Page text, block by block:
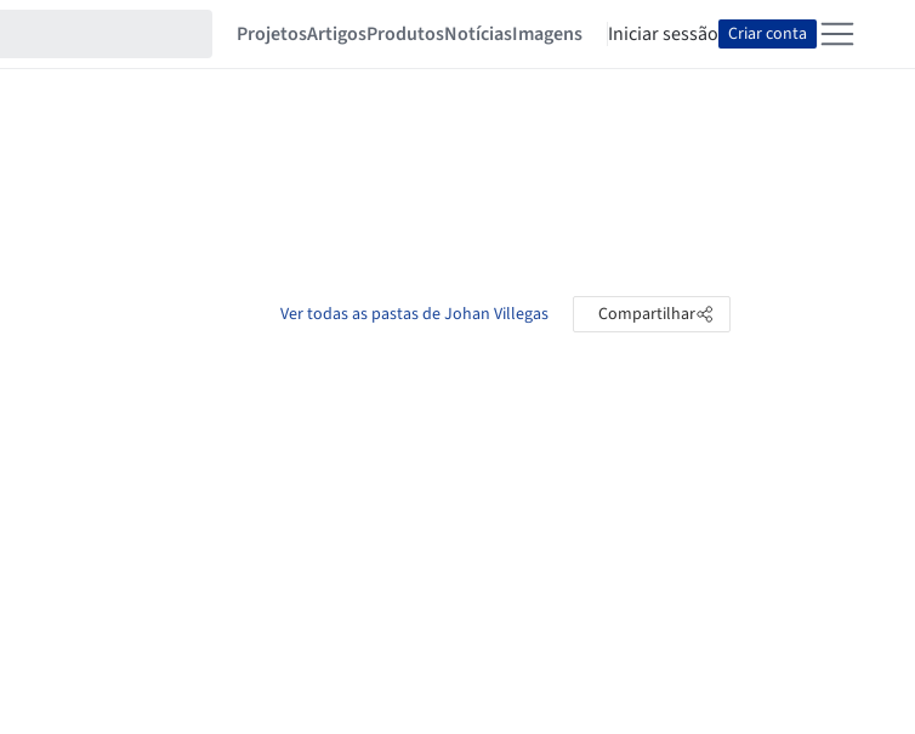
ProjetosArtigosProdutosNotíciasImagens Iniciar sessão Criar conta
Ver todas as pastas de Johan Villegas Compartilhar